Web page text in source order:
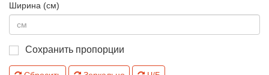
Ширина (см)
Сохранить пропорции